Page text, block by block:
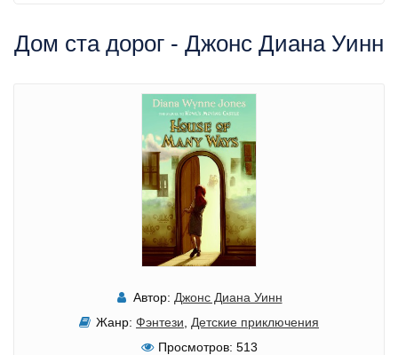
Дом ста дорог - Джонс Диана Уинн
Автор: Джонс Диана Уинн
Жанр: Фэнтези
Детские приключения
Просмотров: 513